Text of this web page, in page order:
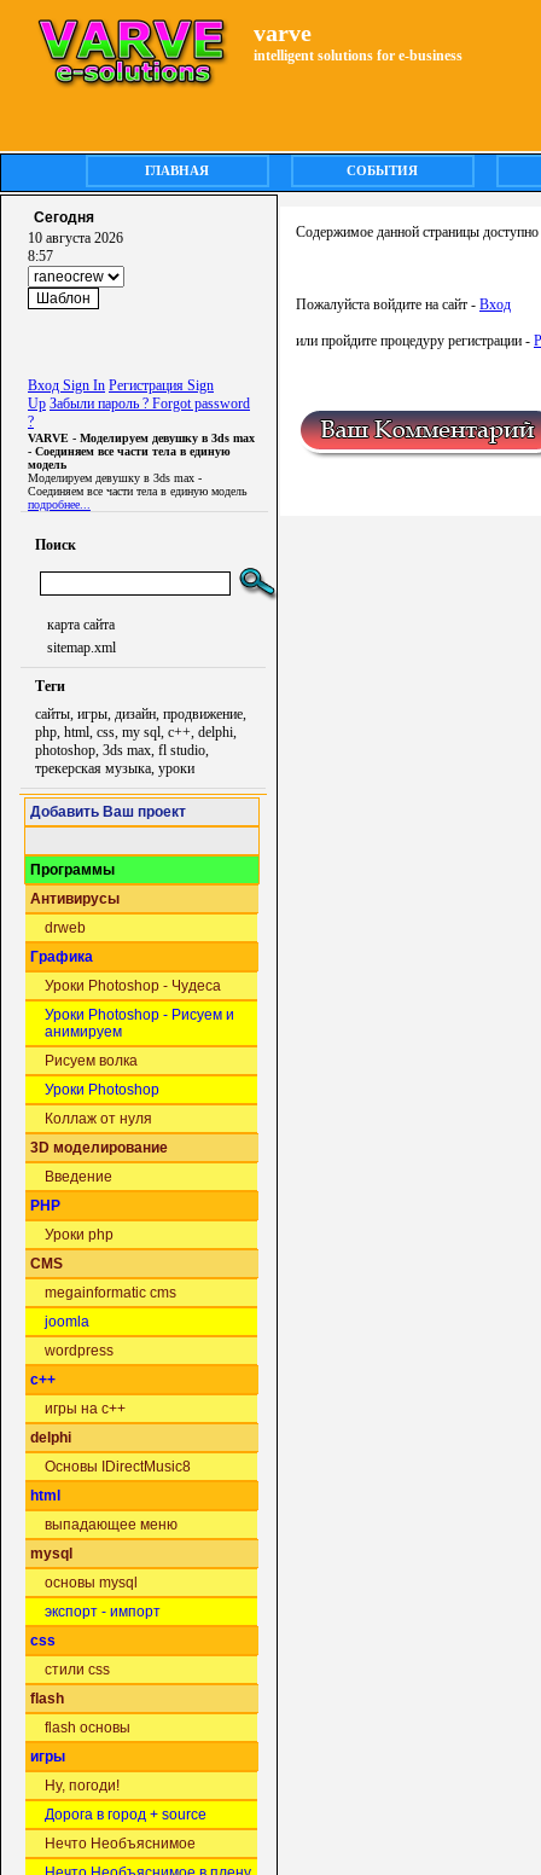
varve
intelligent solutions for e-business
ГЛАВНАЯ СОБЫТИЯ
Сегодня
10 августа 2026
8:57
Вход Sign In Регистрация Sign
Up Забыли пароль ? Forgot password
?
VARVE - Моделируем девушку в 3ds max
- Соединяем все части тела в единую
модель
Моделируем девушку в 3ds max -
Соединяем все части тела в единую модель
подробнее...
Поиск
карта сайта
sitemap.xml
Теги
сайты, игры, дизайн, продвижение,
php, html, css, my sql, c++, delphi,
photoshop, 3ds max, fl studio,
трекерская музыка, уроки
Добавить Ваш проект
Программы
Антивирусы
drweb
Графика
Уроки Photoshop - Чудеса
Уроки Photoshop - Рисуем и
анимируем
Рисуем волка
Уроки Photoshop
Коллаж от нуля
3D моделирование
Введение
PHP
Уроки php
CMS
megainformatic cms
joomla
wordpress
c++
игры на c++
delphi
Основы IDirectMusic8
html
выпадающее меню
mysql
основы mysql
экспорт - импорт
css
стили css
flash
flash основы
игры
Ну, погоди!
Дорога в город + source
Нечто Необъяснимое
Содержимое данной страницы
Пожалуйста войдите на сайт - Вход
или пройдите процедуру регистрации -